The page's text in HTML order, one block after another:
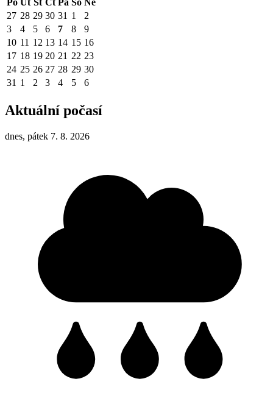
27 28 29 30 31 1
2
3
4 5 6 7 8
9
10 11 12 13 14 15 16
17 18 19 20 21 22 23
24 25 26 27 28 29 30
31 1 2 3 4 5 6
Aktuální počasí
dnes, pátek 7. 8. 2026